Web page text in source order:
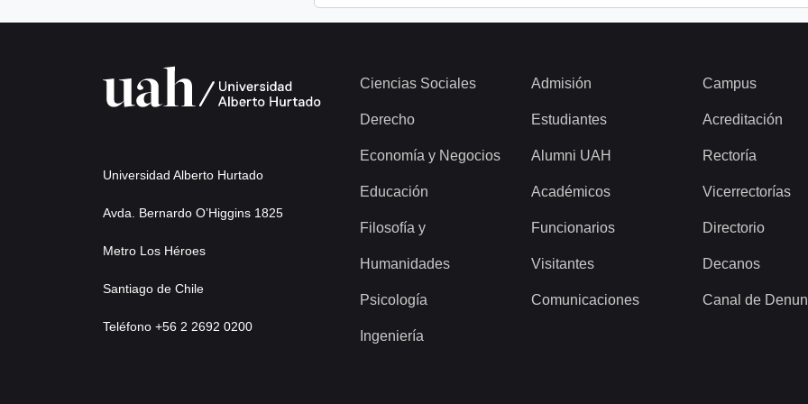
Universidad Alberto Hurtado
Avda. Bernardo O’Higgins 1825
Metro Los Héroes
Santiago de Chile
Teléfono +56 2 2692 0200
Ciencias Sociales
Derecho
Economía y Negocios
Educación
Filosofía y
Humanidades
Psicología
Ingeniería
Admisión
Estudiantes
Alumni UAH
Académicos
Funcionarios
Visitantes
Comunicaciones
Campus
Acreditación
Rectoría
Vicerrectorías
Directorio
Decanos
Canal de